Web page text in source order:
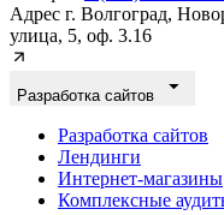
Адрес г. Волгоград,
улица, 5, оф. 3.16
Разработка сайтов
Разработка сайтов
Лендинги
Интернет-магазины
Комплексные